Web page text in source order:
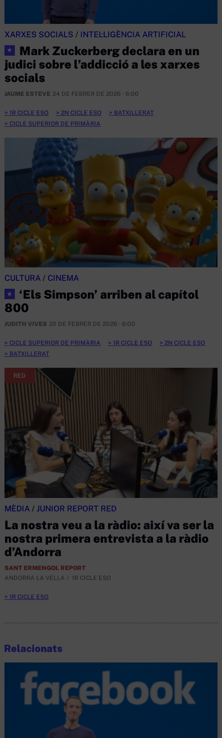
XARXES SOCIALS / INTEL·LIGÈNCIA ARTIFICIAL
★
Mark Zuckerberg declara en un
judici sobre l’addicció a les xarxes
socials
JAUME ESTEVE 24 DE FEBRER DE 2026 · 6:00
1R CICLE ESO 2N CICLE ESO
BATXILLERAT
CICLE SUPERIOR DE PRIMÀRIA
CULTURA / CINEMA
★
‘Els Simpson’ arriben al capítol
800
JUDITH VIVES 20 DE FEBRER DE 2026 · 6:00
CICLE SUPERIOR DE PRIMÀRIA 1R CICLE ESO
2N CICLE ESO
BATXILLERAT
RED
MÈDIA / JUNIOR REPORT RED
La nostra veu a la ràdio: així va ser la
nostra primera entrevista a la ràdio
d’Andorra
SANT ERMENGOL REPORT
ANDORRA LA VELLA
1R CICLE ESO
1R CICLE ESO
Relacionats